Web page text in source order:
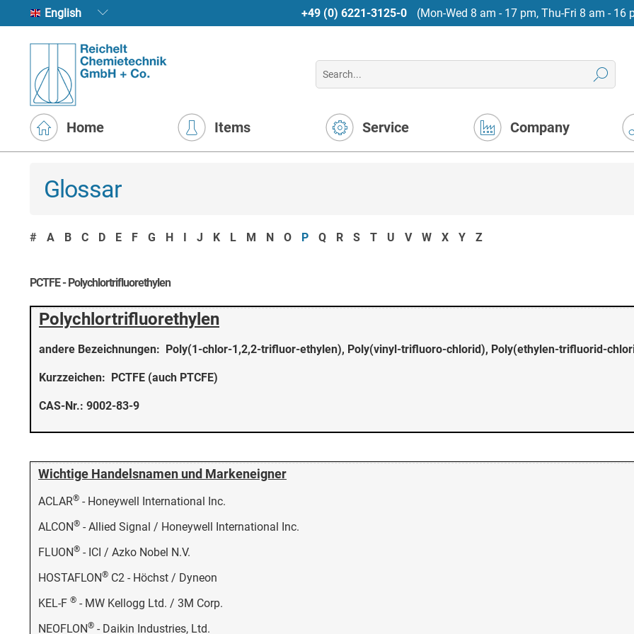
English +49 (0) 6221-3125-0 (Mon-Wed 8 am - 17 pm, Thu-Fri 8 am - 16
Home Items Service Company
Glossar
# A B C D E F G H I J K L M N O P Q R S T U V W X Y Z
PCTFE - Polychlortrifluorethylen
Polychlortrifluorethylen
andere Bezeichnungen: Poly(1-chlor-1,2,2-trifluor-ethylen), Poly(vinyl-trifluoro-chlorid), Poly(ethylen-trifluorid-
Kurzzeichen: PCTFE (auch PTCFE)
CAS-Nr.: 9002-83-9
Wichtige Handelsnamen und Markeneigner
ACLAR® - Honeywell International Inc.
ALCON® - Allied Signal / Honeywell International Inc.
FLUON® - ICI / Azko Nobel N.V.
HOSTAFLON® C2 - Höchst / Dyneon
KEL-F ® - MW Kellogg Ltd. / 3M Corp.
NEOFLON® - Daikin Industries, Ltd.